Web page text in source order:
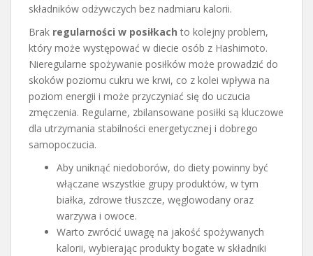
składników odżywczych bez nadmiaru kalorii.
Brak regularności w posiłkach to kolejny problem,
który może występować w diecie osób z Hashimoto.
Nieregularne spożywanie posiłków może prowadzić do
skoków poziomu cukru we krwi, co z kolei wpływa na
poziom energii i może przyczyniać się do uczucia
zmęczenia. Regularne, zbilansowane posiłki są kluczowe
dla utrzymania stabilności energetycznej i dobrego
samopoczucia.
Aby uniknąć niedoborów, do diety powinny być
włączane wszystkie grupy produktów, w tym
białka, zdrowe tłuszcze, węglowodany oraz
warzywa i owoce.
Warto zwrócić uwagę na jakość spożywanych
kalorii, wybierając produkty bogate w składniki